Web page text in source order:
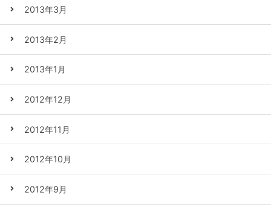
2013年3月
2013年2月
2013年1月
2012年12月
2012年11月
2012年10月
2012年9月